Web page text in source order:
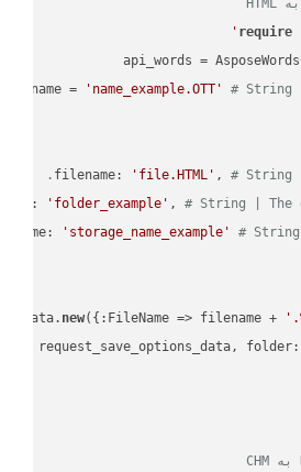
require
api_words =
name =
'name_example.OTT' # String |
'file.HTML' , # String
'folder_example' , # String | The
'storage_name_example'
# String
new({:FileName => filename +